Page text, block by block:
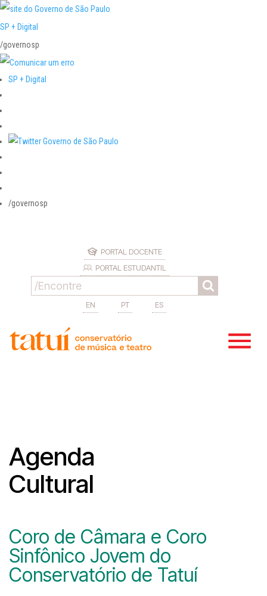
SP + Digital
/governosp
SP + Digital
/governosp
PORTAL DOCENTE
PORTAL ESTUDANTIL
EN PT ES
Agenda
Cultural
Coro de Câmara e Coro
Sinfônico Jovem do
Conservatório de Tatuí